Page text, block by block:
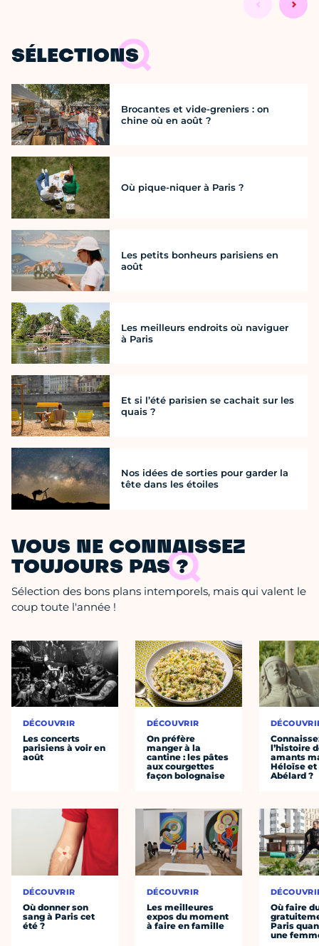
SÉLECTIONS
Brocantes et vide-greniers : on
chine où en août ?
Où pique-niquer à Paris ?
Les petits bonheurs parisiens en
août
Les meilleurs endroits où naviguer
à Paris
Et si l’été parisien se cachait sur les
quais ?
Nos idées de sorties pour garder la
tête dans les étoiles
VOUS NE CONNAISSEZ
TOUJOURS PAS ?
Sélection des bons plans intemporels, mais qui valent le
coup toute l'année !
DÉCOUVRIR
Les concerts
parisiens à voir en
août
DÉCOUVRIR
Où donner son
sang à Paris cet
été ?
DÉCOUVRIR
On préfère
manger à la
cantine : les pâtes
aux courgettes
façon bolognaise
DÉCOUVRIR
Les meilleures
expos du moment
à faire en famille
l’histoire
amants
Héloïse et
Abélard ?
Où faire
Paris
une